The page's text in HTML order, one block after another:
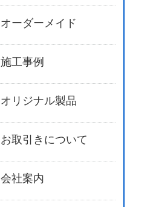
オーダーメイド
施工事例
オリジナル製品
お取引きについて
会社案内